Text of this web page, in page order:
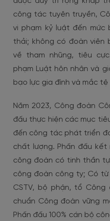
công tác tuyên truyền,
vi phạm kỷ luật đến mức
thải; không có đoàn viên
về tham nhũng, tiêu
phạm Luật hôn nhân và
bạo lực gia đình và mắc tệ
Năm 2023, Công đoàn
đấu thực hiện các mục
đến công tác phát triển
chất lượng. Phấn đấu
công đoàn có tinh thần
công đoàn công ty; Có từ
CSTV, bộ phận, tổ
chuẩn Công đoàn vững
Phấn đấu 100% cán bộ